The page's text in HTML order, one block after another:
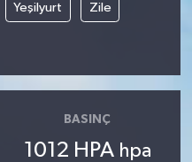
Yeşilyurt Zile
BASINÇ
1012 HPA hpa